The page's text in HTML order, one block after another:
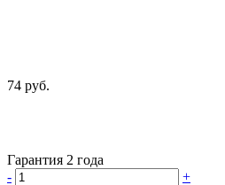
74 руб.
Гарантия 2 года
-
+